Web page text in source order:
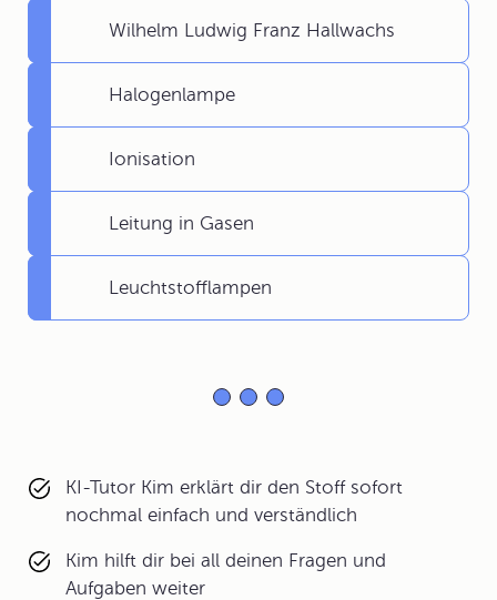
Wilhelm Ludwig Franz Hallwachs
Halogenlampe
Ionisation
Leitung in Gasen
Leuchtstofflampen
KI-Tutor Kim erklärt dir den Stoff sofort
nochmal einfach und verständlich
Kim hilft dir bei all deinen Fragen und
Aufgaben weiter